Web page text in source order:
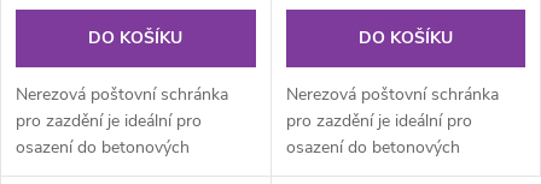
DO KOŠÍKU
Nerezová poštovní schránka
pro zazdění je ideální pro
osazení do betonových
tvarovek tl. 30cm od firmy
DO KOŠÍKU
Nerezová poštovní schránka
pro zazdění je ideální pro
osazení do betonových
tvarovek tl. 20cm od firmy